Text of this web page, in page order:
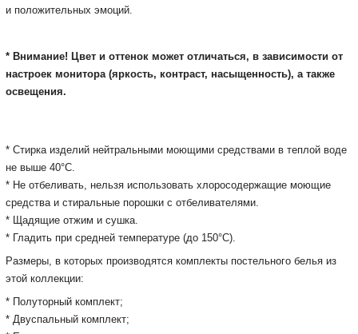
и положительных эмоций.
* Внимание! Цвет и оттенок может отличаться, в зависимости от
настроек монитора (яркость, контраст, насыщенность), а также
освещения.
* Cтирка изделий нейтральными моющими средствами в теплой воде
не выше 40°С.
* Не отбеливать, нельзя использовать хлоросодержащие моющие
средства и стиральные порошки с отбеливателями.
* Щадящие отжим и сушка.
* Гладить при средней температуре (до 150°С).
Размеры, в которых производятся комплекты постельного белья из
этой коллекции:
* Полуторный комплект;
* Двуспальный комплект;